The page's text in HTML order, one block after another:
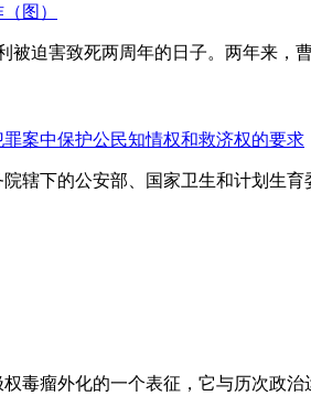
图）
被迫害致死两周年的日子。两年来
案中保护公民知情权和救济权的要求
辖下的公安部、国家卫生和计划生
毒瘤外化的一个表征，它与历次政